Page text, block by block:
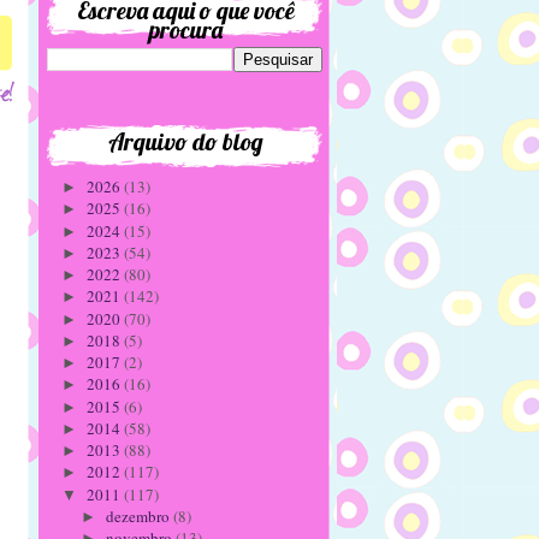
Escreva aqui o que você
procura
Arquivo do blog
► 2026 (13)
► 2025 (16)
► 2024 (15)
► 2023 (54)
► 2022 (80)
► 2021 (142)
► 2020(70)
► 2018 (5)
► 2017 (2)
► 2016 (16)
► 2015 (6)
► 2014 (58)
► 2013 (88)
► 2012 (117)
▼ 2011 (117)
► dezembro (8)